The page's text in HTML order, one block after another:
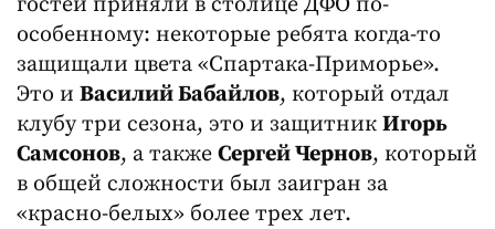
особенному: некоторые ребята когда-то
защищали цвета «Спартака-Приморье».
Это и Василий Бабайлов, который отдал
клубу три сезона, это и защитник Игорь
Самсонов, а также Сергей Чернов, который
в общей сложности был заигран за
«красно-белых» более трех лет.